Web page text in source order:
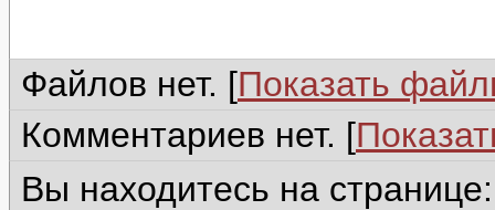
Файлов нет. [Показать
Комментариев нет. [
Вы находитесь на